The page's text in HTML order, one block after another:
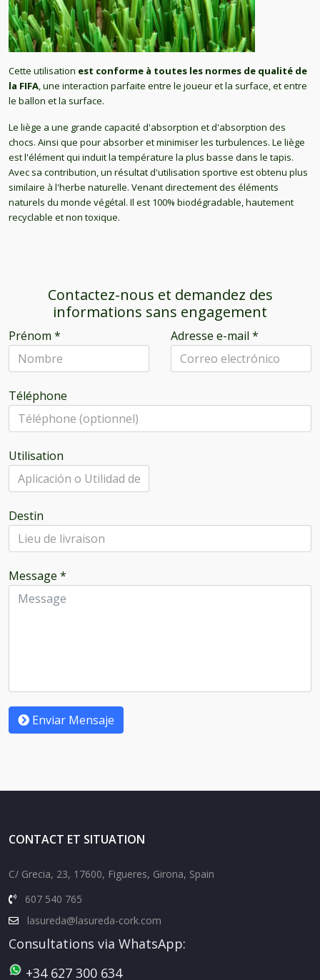
Cette utilisation est conforme à toutes les normes de qualité de
la FIFA, une interaction parfaite entre le joueur et la surface, et entre
le ballon et la surface.
Le liège a une grande capacité d'absorption et d'absorption des
chocs. Ainsi que pour absorber et minimiser les turbulences. Le liège
est l'élément qui induit la température la plus basse dans le tapis.
Avec sa contribution, un résultat d'utilisation sportive est obtenu plus
similaire à l'herbe naturelle. Venant directement des éléments
naturels du monde végétal. Il est 100% biodégradable, hautement
recyclable et non toxique.
Contactez-nous et demandez des
informations sans engagement
Prénom * Adresse e-mail *
Téléphone
Utilisation
Destin
Message *
Enviar Mensaje
CONTACT ET SITUATION
C/ Grecia, 23, 17600, Figueres, Girona, Spain
607 540 765
lasureda@lasureda-cork.com
Consultations via WhatsApp:
+34 627 300 634